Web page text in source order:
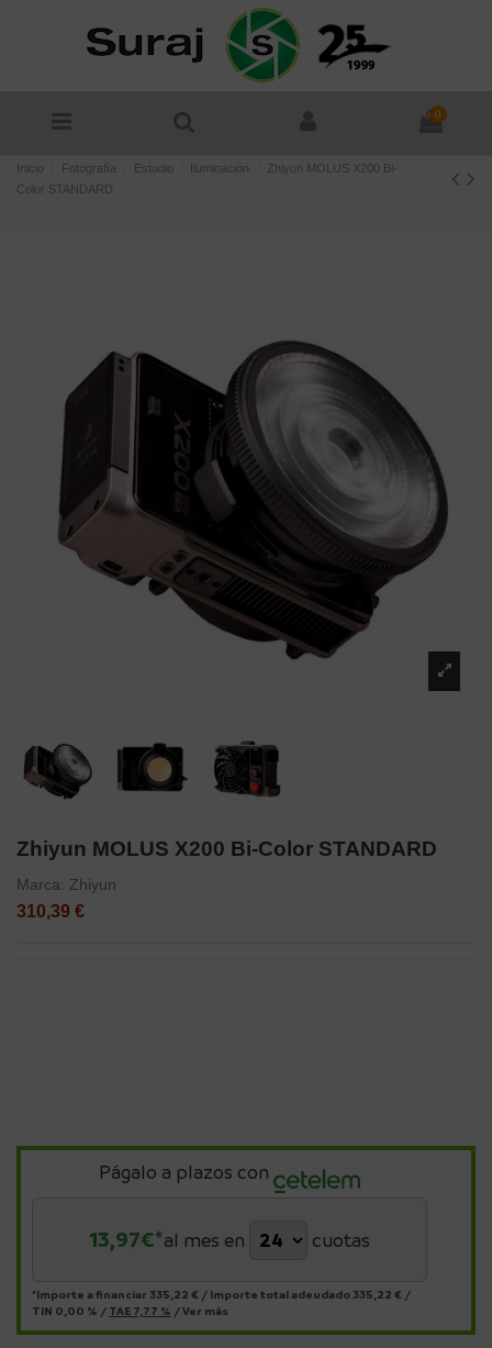
0
Inicio Fotografía Estudio Iluminación
Zhiyun MOLUS X200 Bi-
Color STANDARD
Zhiyun MOLUS X200 Bi-Color STANDARD
Marca: Zhiyun
310,39 €
Págalo a plazos con
13,97€*al mes en cuotas
*Importe a financiar 335,22 € / Importe total adeudado335,22 € /
TIN 0,00 % / TAE 7,77 % /Ver más